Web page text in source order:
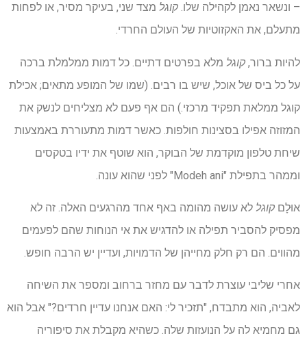
– ונשאר נאמן לקהילה שלו. קוגל מצד שני, בעיקר מסיר, או לפחות
מתעלם, את האקזוטיות של העולם החרדי.
להיות ברור, קוגל מלא בפרטים דתיים. כל דמות ממלמלת ברכה
על כל ביס של אוכל, שיש בו רבים. (שמו של המופע מתאים; אכילת
קוגל ממלאת תפקיד מרכזי.) הם אף פעם לא מצליחים לנשק את
המזוזה אפילו בסצינות חולפות. כאשר דמות מתעוררת באמצעות
שיחת טלפון מוקדמת של הבוקר, הוא שוטף את ידיו בטקסים
וממהר בתפילת "Modeh ani" לפני שהוא עונה.
אוּלָם קוגל לא עושה מהומה באף אחד מהרגעים האלה. זה לא
מפסיק להסביר תפילה או להדגיש את אי הנוחות שהם לפעמים
מהווים. הם רק חלק מחייהן של הדמויות, ועדיין יש הרבה חופש.
אחרי שליבי עוצרת לדבר עם מחזר ברחוב ומספר את השיחה
לאביה, הוא מתבדח, "תזכיר לי: האם אנחנו עדיין חרדים?" אבל הוא
גם מחמיא לה על הנועזות שלה. כשהיא מקבלת את סיפוריה